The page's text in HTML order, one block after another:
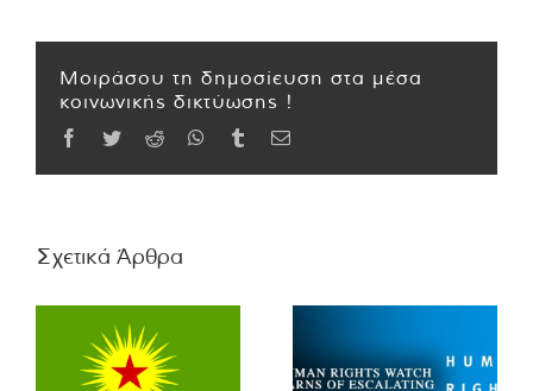
Μοιράσου τη δημοσίευση στα μέσα
κοινωνικής δικτύωσης !
Facebook
TwitterReddit WhatsApp
TumblrEmail
Σχετικά Άρθρα